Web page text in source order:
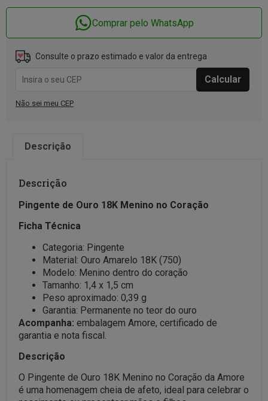
Comprar pelo WhatsApp
Consulte o prazo estimado e valor da entrega
Não sei meu CEP
Descrição
Descrição
Pingente de Ouro 18K Menino no Coração
Ficha Técnica
Categoria: Pingente
Material: Ouro Amarelo 18K (750)
Modelo: Menino dentro do coração
Tamanho: 1,4 x 1,5 cm
Peso aproximado: 0,39 g
Garantia: Permanente no teor do ouro
Acompanha: embalagem Amore, certificado de
garantia e nota fiscal.
Descrição
O Pingente de Ouro 18K Menino no Coração da Amore
é uma homenagem cheia de afeto, ideal para celebrar o